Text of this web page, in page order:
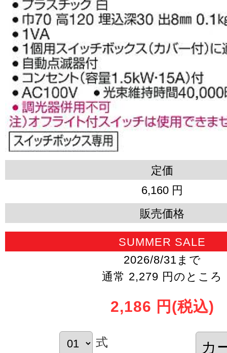
定価
6,160 円
販売価格
SUMMER SALE
2026/8/31まで
通常 2,279 円のところ
2,186 円 (税込)
式